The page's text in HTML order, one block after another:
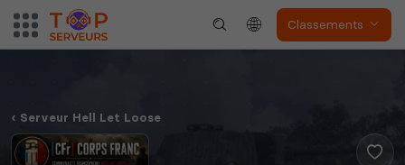
Classements
Serveur Hell Let Loose